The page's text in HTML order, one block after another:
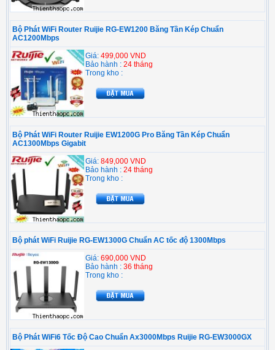
Bộ Phát WiFi Router Ruijie RG-EW1200 Băng Tần Kép Chuẩn
AC1200Mbps
Giá: 499,000 VND
Bảo hành : 24 tháng
Trong kho :
Bộ Phát WiFi Router Ruijie EW1200G Pro Băng Tần Kép Chuẩn
AC1300Mbps Gigabit
Giá: 849,000 VND
Bảo hành : 24 tháng
Trong kho :
Bộ phát WiFi Ruijie RG-EW1300G Chuẩn AC tốc độ 1300Mbps
Giá: 690,000 VND
Bảo hành : 36 tháng
Trong kho :
Bộ Phát WiFi6 Tốc Độ Cao Chuẩn Ax3000Mbps Ruijie RG-EW3000GX